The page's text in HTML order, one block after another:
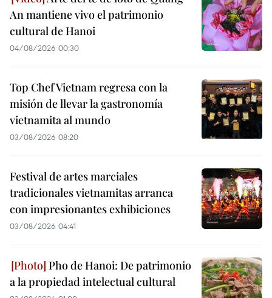
An mantiene vivo el patrimonio
cultural de Hanoi
04/08/2026 00:30
Top Chef Vietnam regresa con la
misión de llevar la gastronomía
vietnamita al mundo
03/08/2026 08:20
Festival de artes marciales
tradicionales vietnamitas arranca
con impresionantes exhibiciones
03/08/2026 04:41
Pho de Hanoi: De patrimonio
a la propiedad intelectual cultural